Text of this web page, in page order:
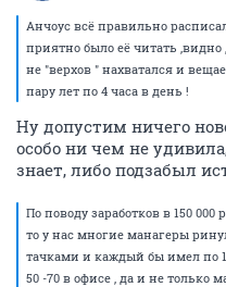
Анчоус всё правильно
приятно было её читать ,видно
не "верхов " нахватался и
пару лет по 4 часа в день !
Ну допустим ничего
особо ни чем не
знает, либо подзабыл
По поводу заработков в 150
то у нас многие манагеры
тачками и каждый бы имел по
50 -70 в офисе , да и не только